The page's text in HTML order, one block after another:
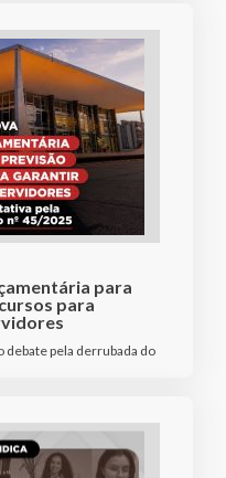
para
para
debate pela derrubada do